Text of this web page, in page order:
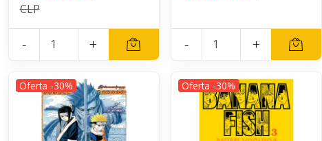
CLP
- + - +
Oferta -30% Oferta -30%